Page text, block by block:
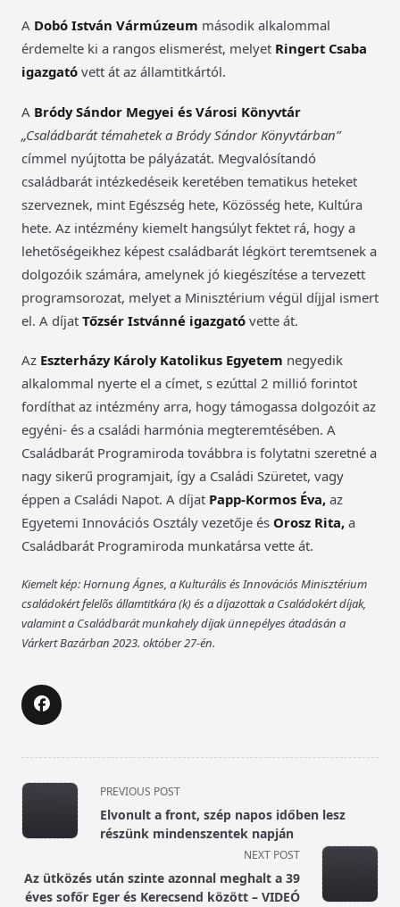
A Dobó István Vármúzeum második alkalommal
érdemelte ki a rangos elismerést, melyet Ringert Csaba
igazgató vett át az államtitkártól.
A Bródy Sándor Megyei és Városi Könyvtár
„Családbarát témahetek a Bródy Sándor Könyvtárban”
címmel nyújtotta be pályázatát. Megvalósítandó
családbarát intézkedéseik keretében tematikus heteket
szerveznek, mint Egészség hete, Közösség hete, Kultúra
hete. Az intézmény kiemelt hangsúlyt fektet rá, hogy a
lehetőségeikhez képest családbarát légkört teremtsenek a
dolgozóik számára, amelynek jó kiegészítése a tervezett
programsorozat, melyet a Minisztérium végül díjjal ismert
el. A díjat Tőzsér Istvánné igazgató vette át.
Az Eszterházy Károly Katolikus Egyetem negyedik
alkalommal nyerte el a címet, s ezúttal 2 millió forintot
fordíthat az intézmény arra, hogy támogassa dolgozóit az
egyéni- és a családi harmónia megteremtésében. A
Családbarát Programiroda továbbra is folytatni szeretné a
nagy sikerű programjait, így a Családi Szüretet, vagy
éppen a Családi Napot. A díjat Papp-Kormos Éva, az
Egyetemi Innovációs Osztály vezetője és Orosz Rita, a
Családbarát Programiroda munkatársa vette át.
Kiemelt kép: Hornung Ágnes, a Kulturális és Innovációs Minisztérium
családokért felelõs államtitkára (k) és a díjazottak a Családokért díjak,
valamint a Családbarát munkahely díjak ünnepélyes átadásán a
Várkert Bazárban 2023. október 27-én.
<span
class="nav-
subtitle
reader-
text">Page</span>
PREVIOUS POST
Elvonult a front, szép napos időben lesz
részünk mindenszentek napján
NEXT POST
Az ütközés után szinte azonnal meghalt a 39
éves sofőr Eger és Kerecsend között – VIDEÓ